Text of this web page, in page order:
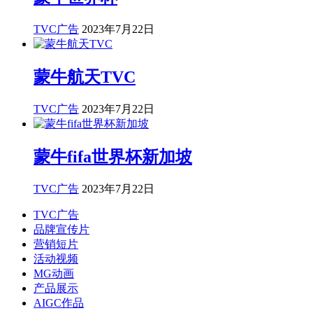
TVC广告 2023年7月22日
蒙牛航天TVC
TVC广告 2023年7月22日
蒙牛fifa世界杯新加坡
TVC广告 2023年7月22日
TVC广告
品牌宣传片
营销短片
活动视频
MG动画
产品展示
AIGC作品